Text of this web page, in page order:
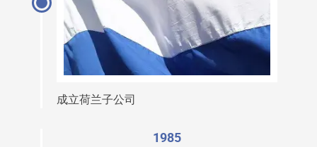
成立荷兰子公司
1985